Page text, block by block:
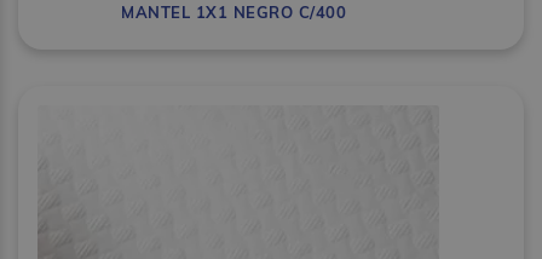
MANTEL 1X1 NEGRO C/400